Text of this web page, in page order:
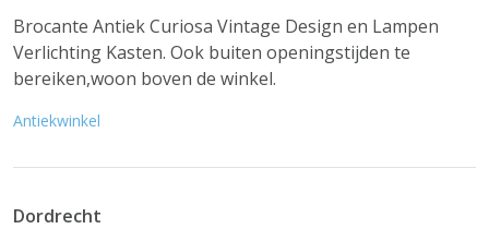
Brocante Antiek Curiosa Vintage Design en Lampen
Verlichting Kasten. Ook buiten openingstijden te
bereiken,woon boven de winkel.
Antiekwinkel
Dordrecht